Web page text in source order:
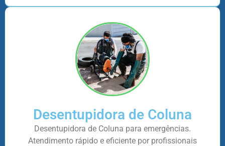
Desentupidora de Coluna
Desentupidora de Coluna para emergências.
Atendimento rápido e eficiente por profissionais